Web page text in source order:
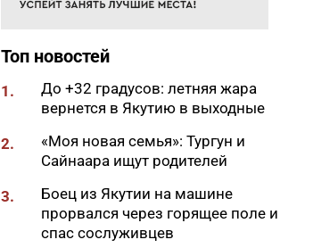
11:50
Образование сквозь года: как
полпути
11:35
Российские школьники будут
учиться по новой программе
11:15
Автодорогу «Анабар» в Якутии
перекрыли из-за лесного
пожара
10:56
Новая платформа ЕР поможет
ветеранам СВО найти работу
Топ новостей
1.
До +32 градусов: летняя жара
вернется в Якутию в выходные
2.
«Моя новая семья»: Тургун и
Сайнаара ищут родителей
3.
Боец из Якутии на машине
прорвался через горящее поле и
спас сослуживцев